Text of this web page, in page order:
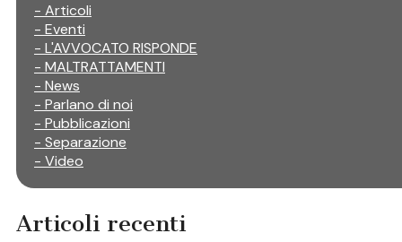
- Articoli
- Eventi
- L'AVVOCATO RISPONDE
- MALTRATTAMENTI
- News
- Parlano di noi
- Pubblicazioni
- Separazione
- Video
Articoli recenti